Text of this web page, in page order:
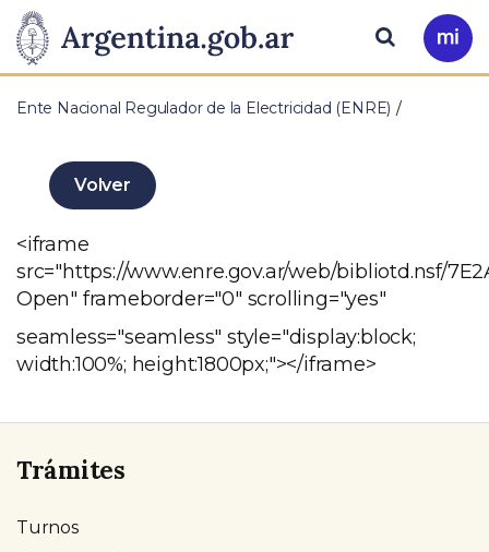
Presidencia
de
Nación
Pasar al contenido principal
Ir
a
Buscar
Ente Nacional Regulador de la Electricidad (ENRE)
Volver
<iframe
src="https://www.enre.gov.ar/web/bibliotd.nsf/
Open" frameborder="0" scrolling="yes"
seamless="seamless" style="display:block;
width:100%; height:1800px;"></iframe>
Trámites
Turnos